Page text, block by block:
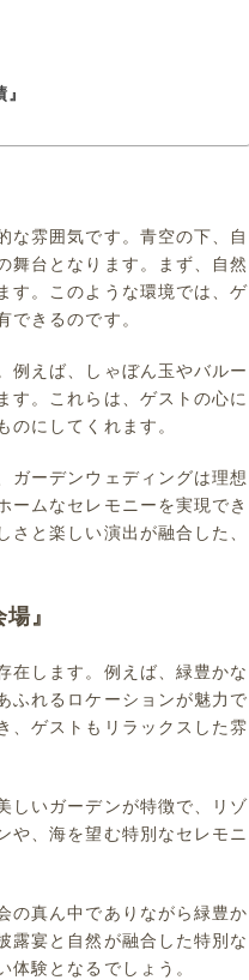
な雰囲気です。青空の下、自
舞台となります。まず、自然
す。このような環境では、ゲ
できるのです。
例えば、しゃぼん玉やバルー
す。これらは、ゲストの心に
にしてくれます。
ガーデンウェディングは理想
ームなセレモニーを実現でき
と楽しい演出が融合した、
』
在します。例えば、緑豊かな
ふれるロケーションが魅力で
、ゲストもリラックスした雰
しいガーデンが特徴で、リゾ
や、海を望む特別なセレモニ
の真ん中でありながら緑豊か
露宴と自然が融合した特別な
験となるでしょう。